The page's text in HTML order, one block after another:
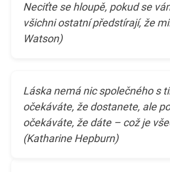
Neciťte se hloupě, pokud se
všichni ostatní předstírají, že
Watson)
Láska nemá nic společného s
očekáváte, že dostanete, ale
očekáváte, že dáte – což je
(Katharine Hepburn)